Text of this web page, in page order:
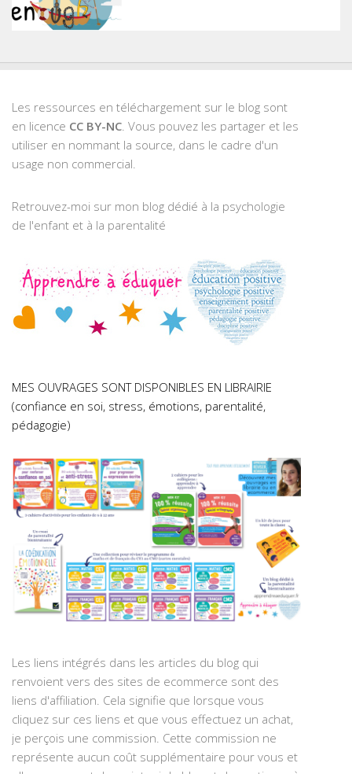
Les ressources en téléchargement sur le blog sont
en licence CC BY-NC. Vous pouvez les partager et les
utiliser en nommant la source, dans le cadre d'un
usage non commercial.
Retrouvez-moi sur mon blog dédié à la psychologie
de l'enfant et à la parentalité
MES OUVRAGES SONT DISPONIBLES EN LIBRAIRIE
(confiance en soi, stress, émotions, parentalité,
pédagogie)
Les liens intégrés dans les articles du blog qui
renvoient vers des sites de ecommerce sont des
liens d'affiliation. Cela signifie que lorsque vous
cliquez sur ces liens et que vous effectuez un achat,
je perçois une commission. Cette commission ne
représente aucun coût supplémentaire pour vous et